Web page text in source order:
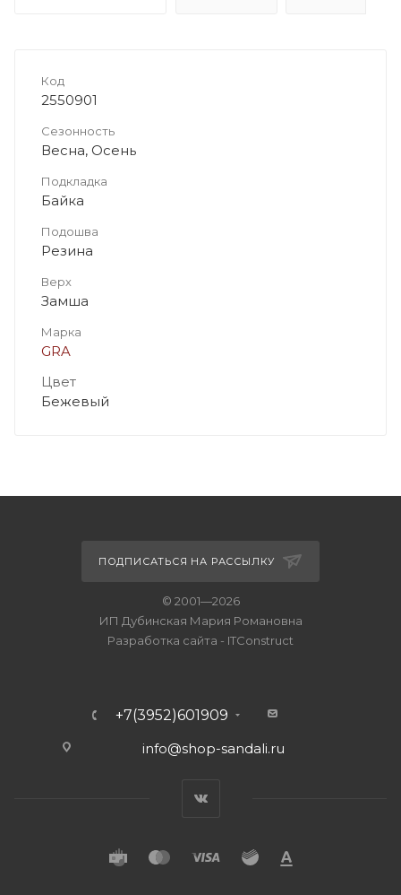
Код
2550901
Сезонность
Весна, Осень
Подкладка
Байка
Подошва
Резина
Верх
Замша
Марка
GRA
Цвет
Бежевый
ПОДПИСАТЬСЯ НА РАССЫЛКУ
© 2001—2026
ИП Дубинская Мария Романовна
Разработка сайта - ITConstruct
+7(3952)601909
info@shop-sandali.ru